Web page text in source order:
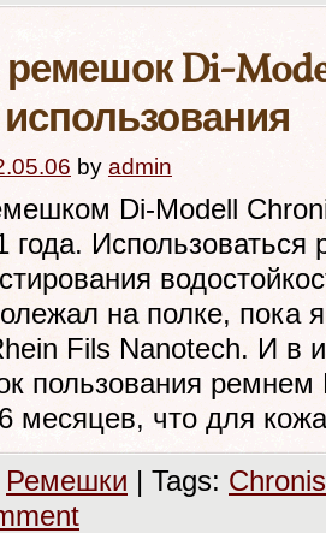
Di-
by admin
Di-Modell
года.
на полке, пока
Fils Nanotech. И в
пользования ремнем
месяцев, что для
Ремешки | Tags: